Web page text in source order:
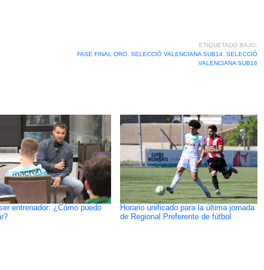
ETIQUETADO BAJO:
FASE FINAL ORO, SELECCIÓ VALENCIANA SUB14, SELECCIÓ
VALENCIANA SUB16
entrenador: ¿Cómo puedo
Horario unificado para la última jornada
de Regional Preferente de fútbol